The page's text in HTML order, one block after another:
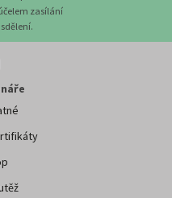
zasílání